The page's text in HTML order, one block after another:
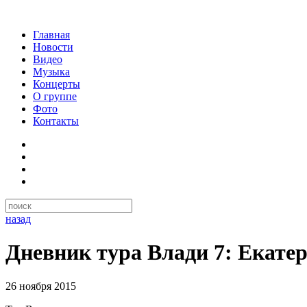
Главная
Новости
Видео
Музыка
Концерты
О группе
Фото
Контакты
назад
Дневник тура Влади 7:
26 ноября 2015